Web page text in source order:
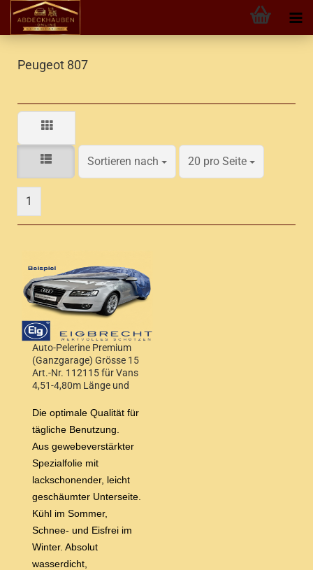
Peugeot 807
Sortieren nach
Sortieren nach 20 pro Seite
pro Seite
1
Auto-Pelerine Premium
(Ganzgarage) Grösse 15
Art.-Nr. 112115 für Vans
4,51-4,80m Länge und
Die optimale Qualität für
tägliche Benutzung.
Aus gewebeverstärkter
Spezialfolie mit
lackschonender, leicht
geschäumter Unterseite.
Kühl im Sommer,
Schnee- und Eisfrei im
Winter. Absolut
wasserdicht,